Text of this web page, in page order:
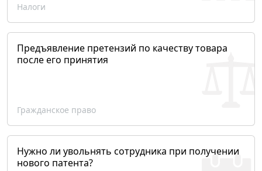
Налоги
Предъявление претензий по качеству товара
после его принятия
Гражданское право
Нужно ли увольнять сотрудника при получении
нового патента?